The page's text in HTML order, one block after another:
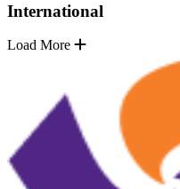
International
Load More